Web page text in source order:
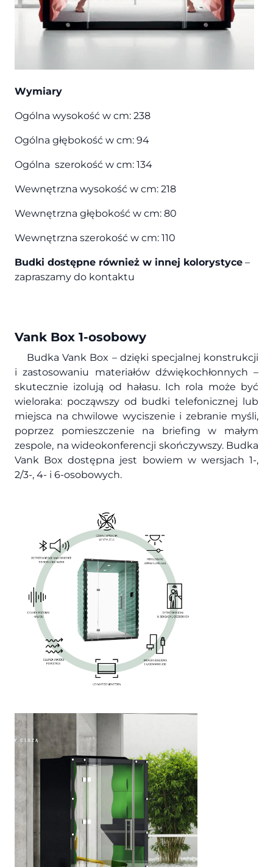
Wymiary
Ogólna wysokość w cm: 238
Ogólna głębokość w cm: 94
Ogólna szerokość w cm: 134
Wewnętrzna wysokość w cm: 218
Wewnętrzna głębokość w cm: 80
Wewnętrzna szerokość w cm: 110
Budki dostępne również w innej kolorystyce –
zapraszamy do kontaktu
Vank Box 1-osobowy
Budka Vank Box – dzięki specjalnej konstrukcji
i zastosowaniu materiałów dźwiękochłonnych –
skutecznie izolują od hałasu. Ich rola może być
wieloraka: począwszy od budki telefonicznej lub
miejsca na chwilowe wyciszenie i zebranie myśli,
poprzez pomieszczenie na briefing w małym
zespole, na wideokonferencji skończywszy. Budka
Vank Box dostępna jest bowiem w wersjach 1-,
2/3-, 4- i 6-osobowych.